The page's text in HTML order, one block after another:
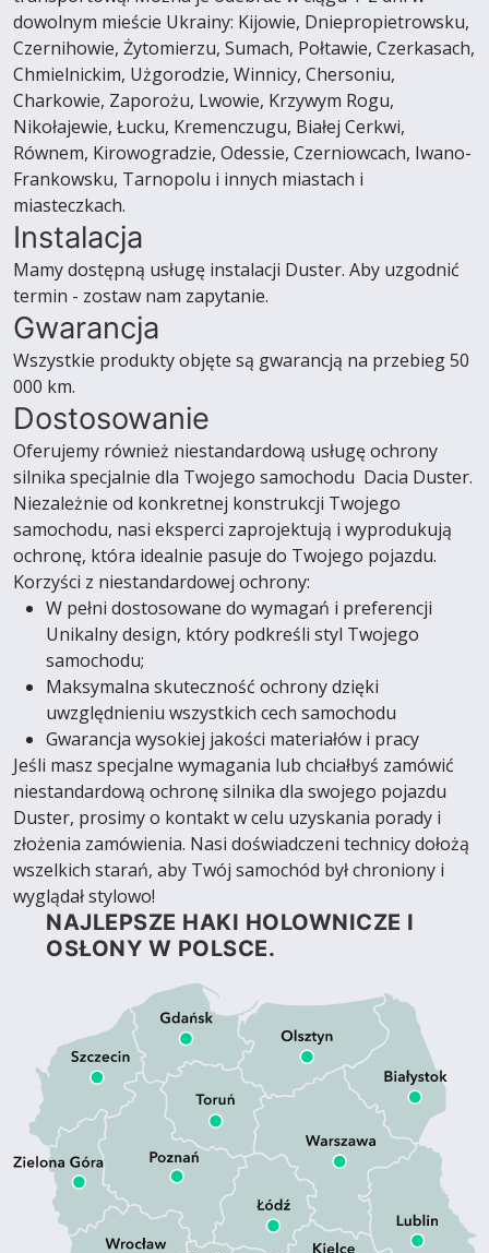
dowolnym mieście Ukrainy: Kijowie, Dniepropietrowsku,
Czernihowie, Żytomierzu, Sumach, Połtawie, Czerkasach,
Chmielnickim, Użgorodzie, Winnicy, Chersoniu,
Charkowie, Zaporożu, Lwowie, Krzywym Rogu,
Nikołajewie, Łucku, Kremenczugu, Białej Cerkwi,
Równem, Kirowogradzie, Odessie, Czerniowcach, Iwano-
Frankowsku, Tarnopolu i innych miastach i
miasteczkach.
Instalacja
Mamy dostępną usługę instalacji Duster. Aby uzgodnić
termin - zostaw nam zapytanie.
Gwarancja
Wszystkie produkty objęte są gwarancją na przebieg 50
000 km.
Dostosowanie
Oferujemy również niestandardową usługę ochrony
silnika specjalnie dla Twojego samochodu Dacia Duster.
Niezależnie od konkretnej konstrukcji Twojego
samochodu, nasi eksperci zaprojektują i wyprodukują
ochronę, która idealnie pasuje do Twojego pojazdu.
Korzyści z niestandardowej ochrony:
W pełni dostosowane do wymagań i preferencji
Unikalny design, który podkreśli styl Twojego
samochodu;
Maksymalna skuteczność ochrony dzięki
uwzględnieniu wszystkich cech samochodu
Gwarancja wysokiej jakości materiałów i pracy
Jeśli masz specjalne wymagania lub chciałbyś zamówić
niestandardową ochronę silnika dla swojego pojazdu
Duster, prosimy o kontakt w celu uzyskania porady i
złożenia zamówienia. Nasi doświadczeni technicy dołożą
wszelkich starań, aby Twój samochód był chroniony i
wyglądał stylowo!
NAJLEPSZE HAKI HOLOWNICZE I
OSŁONY W POLSCE.